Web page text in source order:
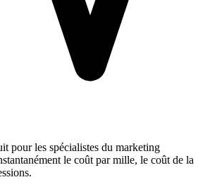
pour les spécialistes du marketing
le coût par mille, le coût de la